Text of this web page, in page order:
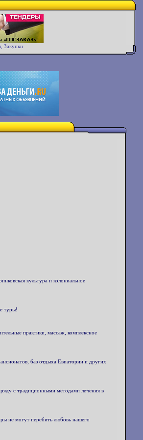
Закупки
культура и колониальное
туры!
практики, массаж, комплексное
баз отдыха Евпатории и других
с традиционными методами лечения в
не могут перебить любовь нашего